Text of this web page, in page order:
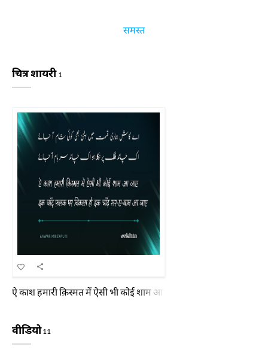
समस्त
चित्र शायरी 1
ऐ काश हमारी क़िस्मत में ऐसी भी कोई शाम आ जाए इक चाँद फ़लक पर
वीडियो11